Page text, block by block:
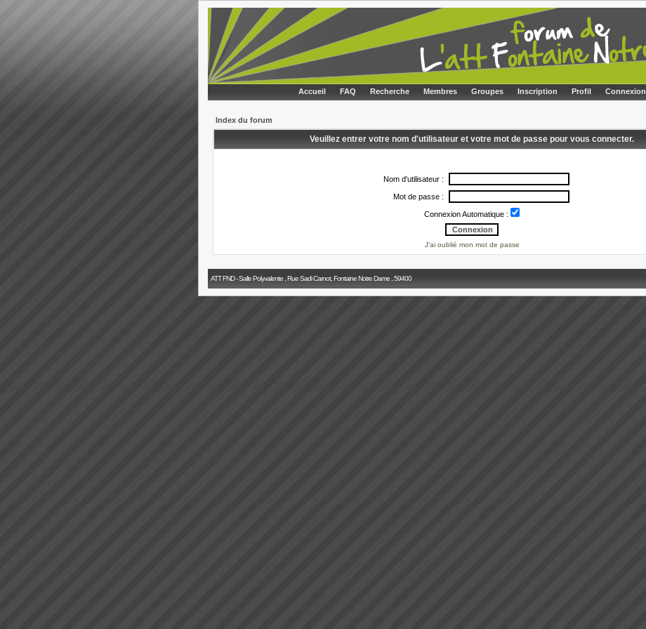
Accueil FAQ Recherche Membres Groupes Inscription Profil Connexion
Index du forum
Veuillez entrer votre nom d'utilisateur et votre mot de passe pour vous connecter.
Nom d'utilisateur :
Mot de passe :
Connexion Automatique :
J'ai oublié mon mot de passe
ATT FND - Salle Polyvalente , Rue Sadi Carnot, Fontaine Notre Dame , 59400